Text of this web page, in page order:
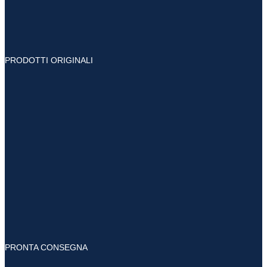
PRODOTTI ORIGINALI
PRONTA CONSEGNA